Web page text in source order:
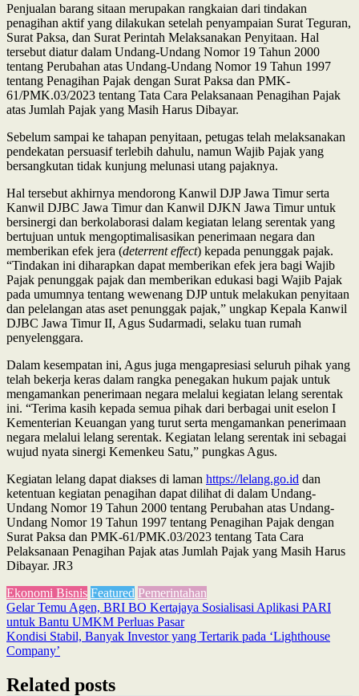
Penjualan barang sitaan merupakan rangkaian dari tindakan
penagihan aktif yang dilakukan setelah penyampaian Surat Teguran,
Surat Paksa, dan Surat Perintah Melaksanakan Penyitaan. Hal
tersebut diatur dalam Undang-Undang Nomor 19 Tahun 2000
tentang Perubahan atas Undang-Undang Nomor 19 Tahun 1997
tentang Penagihan Pajak dengan Surat Paksa dan PMK-
61/PMK.03/2023 tentang Tata Cara Pelaksanaan Penagihan Pajak
atas Jumlah Pajak yang Masih Harus Dibayar.
Sebelum sampai ke tahapan penyitaan, petugas telah melaksanakan
pendekatan persuasif terlebih dahulu, namun Wajib Pajak yang
bersangkutan tidak kunjung melunasi utang pajaknya.
Hal tersebut akhirnya mendorong Kanwil DJP Jawa Timur serta
Kanwil DJBC Jawa Timur dan Kanwil DJKN Jawa Timur untuk
bersinergi dan berkolaborasi dalam kegiatan lelang serentak yang
bertujuan untuk mengoptimalisasikan penerimaan negara dan
memberikan efek jera (deterrent effect) kepada penunggak pajak.
“Tindakan ini diharapkan dapat memberikan efek jera bagi Wajib
Pajak penunggak pajak dan memberikan edukasi bagi Wajib Pajak
pada umumnya tentang wewenang DJP untuk melakukan penyitaan
dan pelelangan atas aset penunggak pajak,” ungkap Kepala Kanwil
DJBC Jawa Timur II, Agus Sudarmadi, selaku tuan rumah
penyelenggara.
Dalam kesempatan ini, Agus juga mengapresiasi seluruh pihak yang
telah bekerja keras dalam rangka penegakan hukum pajak untuk
mengamankan penerimaan negara melalui kegiatan lelang serentak
ini. “Terima kasih kepada semua pihak dari berbagai unit eselon I
Kementerian Keuangan yang turut serta mengamankan penerimaan
negara melalui lelang serentak. Kegiatan lelang serentak ini sebagai
wujud nyata sinergi Kemenkeu Satu,” pungkas Agus.
Kegiatan lelang dapat diakses di laman https://lelang.go.id dan
ketentuan kegiatan penagihan dapat dilihat di dalam Undang-
Undang Nomor 19 Tahun 2000 tentang Perubahan atas Undang-
Undang Nomor 19 Tahun 1997 tentang Penagihan Pajak dengan
Surat Paksa dan PMK-61/PMK.03/2023 tentang Tata Cara
Pelaksanaan Penagihan Pajak atas Jumlah Pajak yang Masih Harus
Dibayar. JR3
Ekonomi Bisnis Featured Pemerintahan
Post
navigation
Gelar Temu Agen, BRI BO Kertajaya Sosialisasi Aplikasi PARI
untuk Bantu UMKM Perluas Pasar
Kondisi Stabil, Banyak Investor yang Tertarik pada ‘Lighthouse
Company’
Related posts